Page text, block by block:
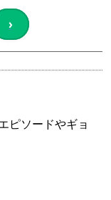
›
ピソードやギョ